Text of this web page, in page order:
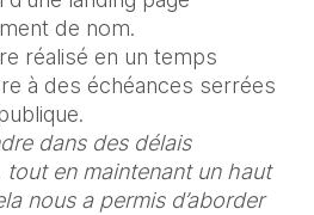
de nom.
réalisé en un temps
à des échéances serrées
dans des délais
en maintenant un haut
nous a permis d’aborder